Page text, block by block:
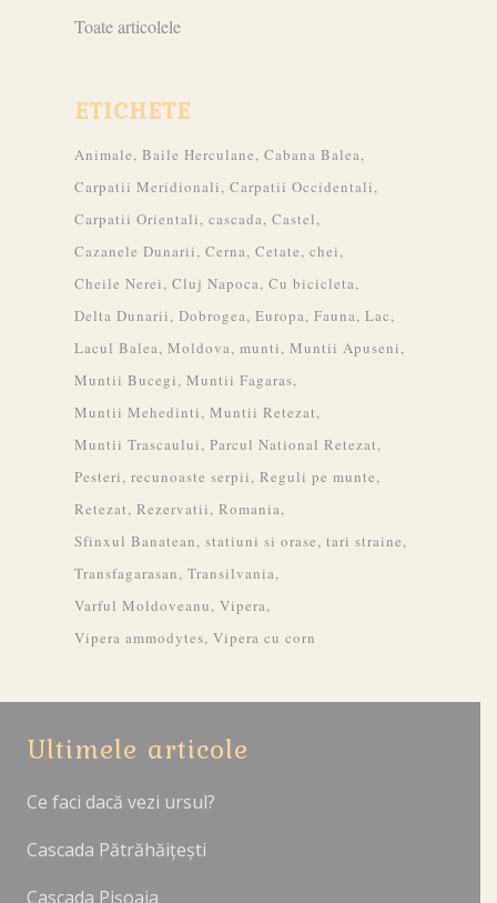
Toate articolele
ETICHETE
Animale Baile Herculane Cabana Balea
Carpatii Meridionali Carpatii Occidentali
Carpatii Orientali cascada Castel
Cazanele Dunarii Cerna Cetate chei
Cheile Nerei Cluj Napoca Cu bicicleta
Delta Dunarii Dobrogea Europa Fauna Lac
Lacul Balea Moldova munti Muntii Apuseni
Muntii Bucegi Muntii Fagaras
Muntii Mehedinti Muntii Retezat
Muntii Trascaului Parcul National Retezat
Pesteri recunoaste serpii Reguli pe munte
Retezat Rezervatii Romania
Sfinxul Banatean statiuni si orase tari straine
Transfagarasan Transilvania
Varful Moldoveanu Vipera
Vipera ammodytes Vipera cu corn
Ultimele articole
Ce faci dacă vezi ursul?
Cascada Pătrăhăițești
Cascada Pișoaia